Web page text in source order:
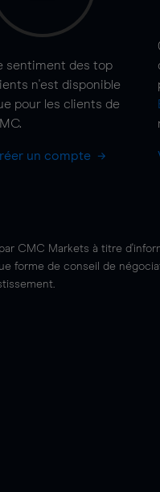
sentiment des top
n'est disponible
pour les clients de
un compte
CMC Markets à titre
forme de conseil de